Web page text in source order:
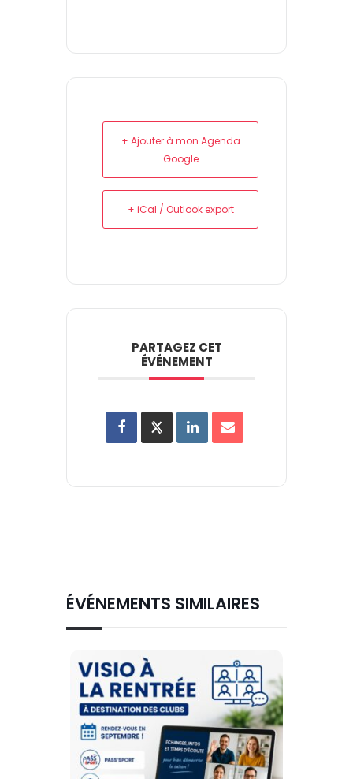
+ Ajouter à mon Agenda
Google
+ iCal / Outlook export
PARTAGEZ CET
ÉVÉNEMENT
ÉVÉNEMENTS SIMILAIRES